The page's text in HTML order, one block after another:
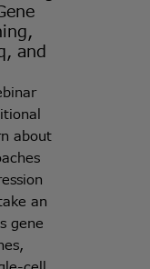
and
about
an
gene